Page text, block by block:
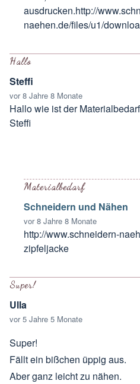
ausdrucken.http://
naehen.de/files/u1/
Hallo
Steffi
vor 8 Jahre 8 Monate
Hallo wie ist der
Steffi
Materialbedarf
Schneidern und Nähen
vor 8 Jahre 8 Monate
http://www.schneidern-
zipfeljacke
Super!
Ulla
vor 5 Jahre 5 Monate
Super!
Fällt ein bißchen üppig aus.
Aber ganz leicht zu nähen.